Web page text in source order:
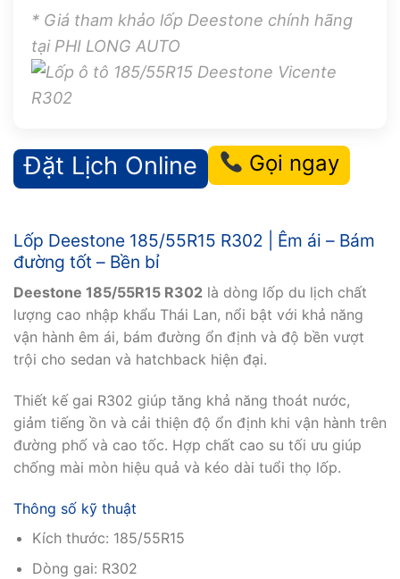
* Giá tham khảo lốp Deestone chính hãng
tại PHI LONG AUTO
Đặt Lịch Online Gọi ngay
Lốp Deestone 185/55R15 R302 | Êm ái – Bám
đường tốt – Bền bỉ
Deestone 185/55R15 R302 là dòng lốp du lịch chất
lượng cao nhập khẩu Thái Lan, nổi bật với khả năng
vận hành êm ái, bám đường ổn định và độ bền vượt
trội cho sedan và hatchback hiện đại.
Thiết kế gai R302 giúp tăng khả năng thoát nước,
giảm tiếng ồn và cải thiện độ ổn định khi vận hành trên
đường phố và cao tốc. Hợp chất cao su tối ưu giúp
chống mài mòn hiệu quả và kéo dài tuổi thọ lốp.
Thông số kỹ thuật
Kích thước: 185/55R15
Dòng gai: R302